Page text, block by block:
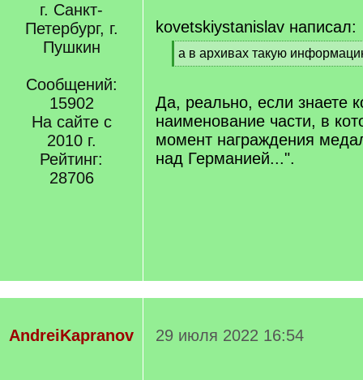
г. Санкт-
Петербург, г.
Пушкин
Сообщений:
15902
На сайте с
2010 г.
Рейтинг:
28706
kovetskiystanislav написал:
[
q
а в архивах такую
[
]
Да, реально, если знаете
наименование части, в
момент награждения
над Германией...".
AndreiKapranov 29 июля 2022 16:54